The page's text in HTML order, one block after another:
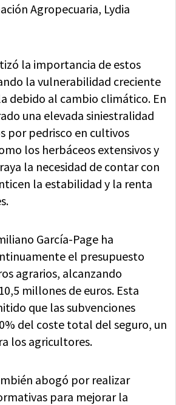
Agropecuaria, Lydia
la importancia de estos
la vulnerabilidad creciente
debido al cambio climático. En
una elevada siniestralidad
por pedrisco en cultivos
los herbáceos extensivos y
la necesidad de contar con
la estabilidad y la renta
García-Page ha
el presupuesto
agrarios, alcanzando
millones de euros. Esta
que las subvenciones
del coste total del seguro, un
los agricultores.
abogó por realizar
para mejorar la